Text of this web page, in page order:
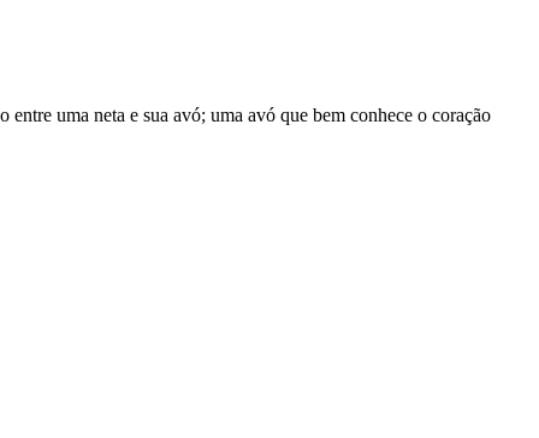
uma neta e sua avó; uma avó que bem conhece o coração